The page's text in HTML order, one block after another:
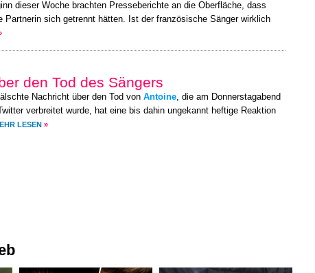
dieser Woche brachten Presseberichte an die Oberfläche, dass
Partnerin sich getrennt hätten. Ist der französische Sänger wirklich
den Tod des Sängers
Nachricht über den Tod von Antoine, die am Donnerstagabend
verbreitet wurde, hat eine bis dahin ungekannt heftige Reaktion
LESEN »